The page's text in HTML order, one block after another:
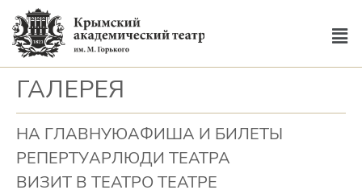
ГАЛЕРЕЯ
НА ГЛАВНУЮАФИША И БИЛЕТЫ
РЕПЕРТУАРЛЮДИ ТЕАТРА
ВИЗИТ В ТЕАТРО ТЕАТРЕ